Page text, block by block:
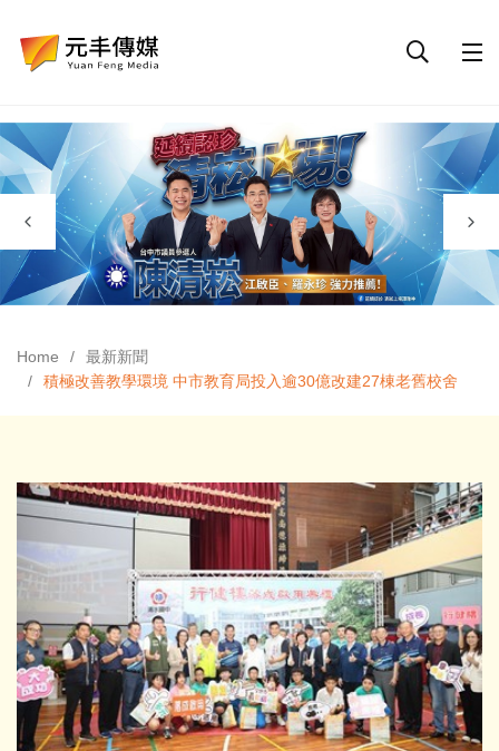
Home
最新新聞
積極改善教學環境 中市教育局投入逾30億改建27棟老舊校舍